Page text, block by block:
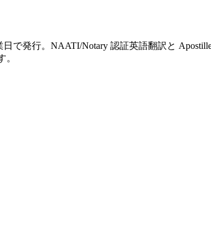
日で発行。NAATI/Notary 認証英語翻訳と
。